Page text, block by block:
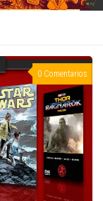
0 Comentarios